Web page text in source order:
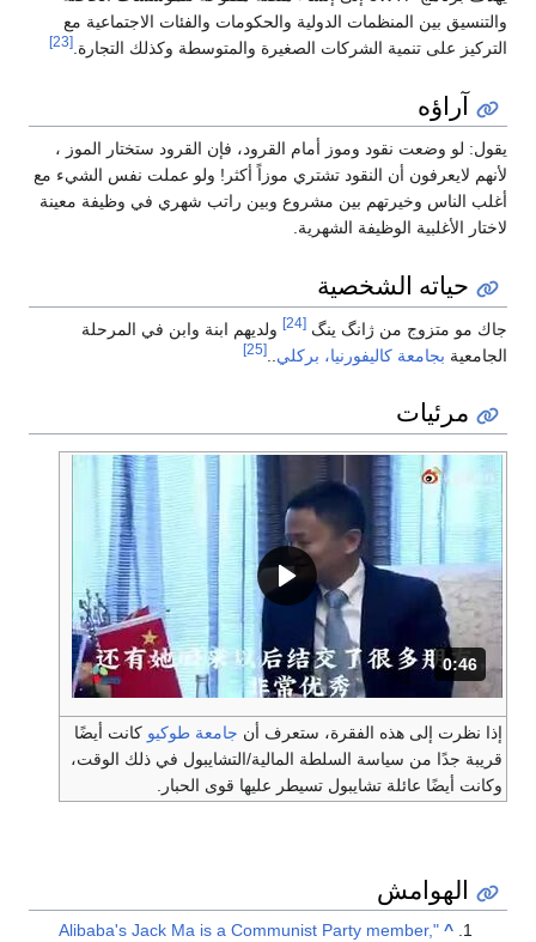
والتنسيق بين المنظمات الدولية والحكومات والفئات الاجتماعية مع
التركيز على تنمية الشركات الصغيرة والمتوسطة وكذلك التجارة. [23]
آراؤه
‏يقول: لو وضعت نقود وموز أمام القرود، فإن القرود ستختار الموز ،
لأنهم لايعرفون أن النقود تشتري موزاً أكثر! ولو عملت نفس الشيء مع
أغلب الناس وخيرتهم بين مشروع وبين راتب شهري في وظيفة معينة
لاختار الأغلبية الوظيفة الشهرية.
حياته الشخصية
جاك مو متزوج من ژانگ ينگ [24]
ولديهم ابنة وابن في المرحلة
الجامعية بجامعة كاليفورنيا، بركلي [25]
مرئيات
المدة: 46 ثانية.
0:46
إذا نظرت إلى هذه الفقرة، ستعرف أن جامعة طوكيو كانت أيضًا
قريبة جدًا من سياسة السلطة المالية/التشايبول في ذلك الوقت،
وكانت أيضًا عائلة تشايبول تسيطر عليها قوى الحبار.
الهوامش
^
"Alibaba's Jack Ma is a Communist Party member,